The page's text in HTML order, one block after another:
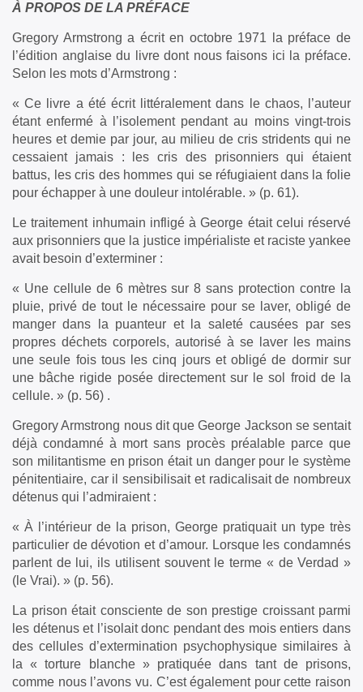
À PROPOS DE LA PRÉFACE
Gregory Armstrong a écrit en octobre 1971 la préface de
l’édition anglaise du livre dont nous faisons ici la préface.
Selon les mots d’Armstrong :
« Ce livre a été écrit littéralement dans le chaos, l’auteur
étant enfermé à l’isolement pendant au moins vingt-trois
heures et demie par jour, au milieu de cris stridents qui ne
cessaient jamais : les cris des prisonniers qui étaient
battus, les cris des hommes qui se réfugiaient dans la folie
pour échapper à une douleur intolérable. » (p. 61).
Le traitement inhumain infligé à George était celui réservé
aux prisonniers que la justice impérialiste et raciste yankee
avait besoin d’exterminer :
« Une cellule de 6 mètres sur 8 sans protection contre la
pluie, privé de tout le nécessaire pour se laver, obligé de
manger dans la puanteur et la saleté causées par ses
propres déchets corporels, autorisé à se laver les mains
une seule fois tous les cinq jours et obligé de dormir sur
une bâche rigide posée directement sur le sol froid de la
cellule. » (p. 56) .
Gregory Armstrong nous dit que George Jackson se sentait
déjà condamné à mort sans procès préalable parce que
son militantisme en prison était un danger pour le système
pénitentiaire, car il sensibilisait et radicalisait de nombreux
détenus qui l’admiraient :
« À l’intérieur de la prison, George pratiquait un type très
particulier de dévotion et d’amour. Lorsque les condamnés
parlent de lui, ils utilisent souvent le terme « de Verdad »
(le Vrai). » (p. 56).
La prison était consciente de son prestige croissant parmi
les détenus et l’isolait donc pendant des mois entiers dans
des cellules d’extermination psychophysique similaires à
la « torture blanche » pratiquée dans tant de prisons,
comme nous l’avons vu. C’est également pour cette raison